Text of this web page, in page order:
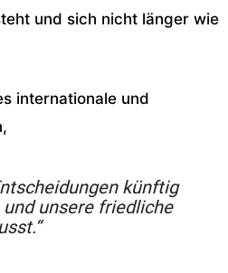
und sich nicht länger wie
internationale und
künftig
unsere friedliche